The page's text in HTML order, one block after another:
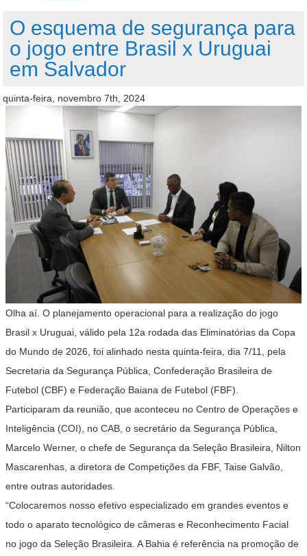
O esquema de segurança para
o jogo entre Brasil x Uruguai
em Salvador
quinta-feira, novembro 7th, 2024
Olha aí. O planejamento operacional para a realização do jogo
Brasil x Uruguai, válido pela 12a rodada das Eliminatórias da Copa
do Mundo de 2026, foi alinhado nesta quinta-feira, dia 7/11, pela
Secretaria da Segurança Pública, Confederação Brasileira de
Futebol (CBF) e Federação Baiana de Futebol (FBF).
Participaram da reunião, que aconteceu no Centro de Operações e
Inteligência (COI), no CAB, o secretário da Segurança Pública,
Marcelo Werner, o chefe de Segurança da Seleção Brasileira, Nilton
Mascarenhas, a diretora de Competições da FBF, Taise Galvão,
entre outras autoridades.
“Colocaremos nosso efetivo especializado em grandes eventos e
todo o aparato tecnológico de câmeras e Reconhecimento Facial
no jogo da Seleção Brasileira. A Bahia é referência na promoção de